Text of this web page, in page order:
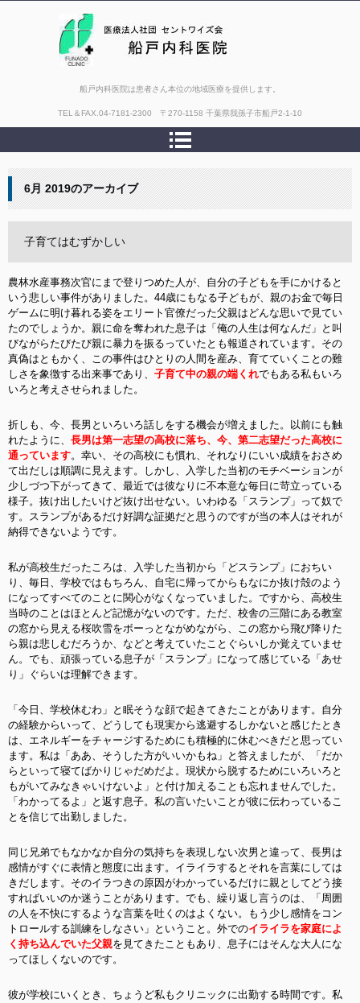
船戸内科医院は患者さん本位の地域医療を提供します。
TEL＆FAX. 04-7181-2300 〒270-1158 千葉県我孫子市船戸2-1-10
6月 2019のアーカイブ
子育てはむずかしい
農林水産事務次官にまで登りつめた人が、自分の子どもを手にかけると
いう悲しい事件がありました。44歳にもなる子どもが、親のお金で毎日
ゲームに明け暮れる姿をエリート官僚だった父親はどんな思いで見てい
たのでしょうか。親に命を奪われた息子は「俺の人生は何なんだ」と叫
びながらたびたび親に暴力を振るっていたとも報道されています。その
真偽はともかく、この事件はひとりの人間を産み、育てていくことの難
しさを象徴する出来事であり、 子育て中の親の端くれでもある私もいろ
いろと考えさせられました。
折しも、今、長男といろいろ話しをする機会が増えました。以前にも触
れたように、 長男は第一志望の高校に落ち、今、第二志望だった高校に
通っています。幸い、その高校にも慣れ、それなりにいい成績をおさめ
て出だしは順調に見えます。しかし、入学した当初のモチベーションが
少しづつ下がってきて、最近では彼なりに不本意な毎日に苛立っている
様子。抜け出したいけど抜け出せない。いわゆる「スランプ」って奴で
す。スランプがあるだけ好調な証拠だと思うのですが当の本人はそれが
納得できないようです。
私が高校生だったころは、入学した当初から「どスランプ」におちい
り、毎日、学校ではもちろん、自宅に帰ってからもなにか抜け殻のよう
になってすべてのことに関心がなくなっていました。ですから、高校生
当時のことはほとんど記憶がないのです。ただ、校舎の三階にある教室
の窓から見える桜吹雪をボーっとながめながら、この窓から飛び降りた
ら親は悲しむだろうか、などと考えていたことぐらいしか覚えていませ
ん。でも、頑張っている息子が「スランプ」になって感じている「あせ
り」ぐらいは理解できます。
「今日、学校休むわ」と眠そうな顔で起きてきたことがあります。自分
の経験からいって、どうしても現実から逃避するしかないと感じたとき
は、エネルギーをチャージするためにも積極的に休むべきだと思ってい
ます。私は「ああ、そうした方がいいかもね」と答えましたが、「だか
らといって寝てばかりじゃだめだよ。現状から脱するためにいろいろと
もがいてみなきゃいけないよ」と付け加えることも忘れませんでした。
「わかってるよ」と返す息子。私の言いたいことが彼に伝わっているこ
とを信じて出勤しました。
同じ兄弟でもなかなか自分の気持ちを表現しない次男と違って、長男は
感情がすぐに表情と態度に出ます。イライラするとそれを言葉にしては
きだします。そのイラつきの原因がわかっているだけに親としてどう接
すればいいのか迷うことがあります。でも、繰り返し言うのは、「周囲
の人を不快にするような言葉を吐くのはよくない。もう少し感情をコン
トロールする訓練をしなさい」ということ。外でのイライラを家庭によ
く持ち込んでいた父親を見てきたこともあり、息子にはそんな大人にな
ってほしくないのです。
彼が学校にいくとき、ちょうど私もクリニックに出勤する時間です。私